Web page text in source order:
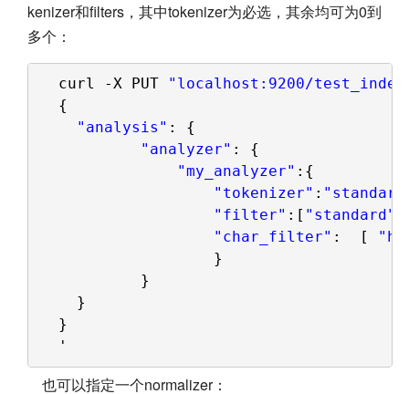
kenizer和filters，其中tokenizer为必选，其余均可为0到
多个：
curl -X PUT
"localhost:9200/
{
"analysis" : {
"analyzer" : {
"my_analyzer" :{
"tokenizer" :
"filter" :[ "standard"
"char_filter" :  [
}
}
}
}
'
也可以指定一个normalizer：